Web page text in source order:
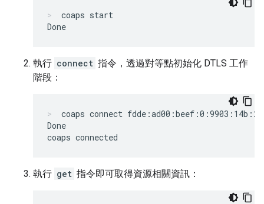
coaps start
執行 connect 指令，透過對等點初始化 DTLS 工作
階段：
coaps connect
Done
執行 get 指令即可取得資源相關資訊：